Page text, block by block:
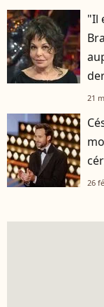
"Il
21
26